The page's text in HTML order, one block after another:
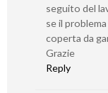
seguito del
se il
coperta da
Grazie
Reply